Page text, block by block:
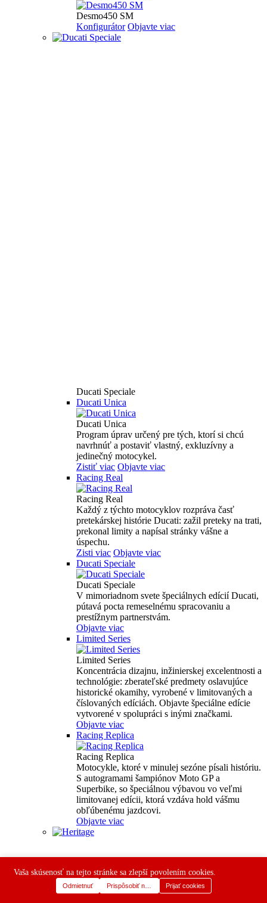
Desmo450 SM
Konfigurátor Objavte viac
Ducati Speciale
Ducati Unica
Ducati Unica
Program úprav určený pre tých, ktorí si chcú
navrhnúť a postaviť vlastný, exkluzívny a
jedinečný motocykel.
Zistiť viac Objavte viac
Racing Real
Racing Real
Každý z týchto motocyklov rozpráva časť
pretekárskej histórie Ducati: zažil preteky na trati,
prekonal limity a napísal stránky vášne a
úspechu.
Zisti viac Objavte viac
Ducati Speciale
Ducati Speciale
V mimoriadnom svete špeciálnych edícií Ducati,
pútavá pocta remeselnému spracovaniu a
prestížnym partnerstvám.
Objavte viac
Limited Series
Limited Series
Koncentrácia dizajnu, inžinierskej excelentnosti a
technológie: zberateľské predmety oslavujúce
historické okamihy, vyrobené v limitovaných a
číslovaných edíciách. Objavte špeciálne edície
vytvorené v spolupráci s inými značkami.
Objavte viac
Racing Replica
Racing Replica
Motocykle, ktoré v minulej sezóne písali históriu.
S autogramami šampiónov Moto GP a
Superbike, so špeciálnou výbavou vo veľmi
limitovanej edícii, ktorá vzdáva hold vášmu
obľúbenému jazdcovi.
Objavte viac
Vaša skúsenosť na tejto stránke sa zlepší povolením cookies.
Odmietnuť Prispôsobiť nastaveniaPrijať cookies